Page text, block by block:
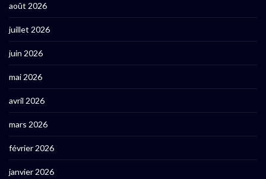
août 2026
juillet 2026
juin 2026
mai 2026
avril 2026
mars 2026
février 2026
janvier 2026